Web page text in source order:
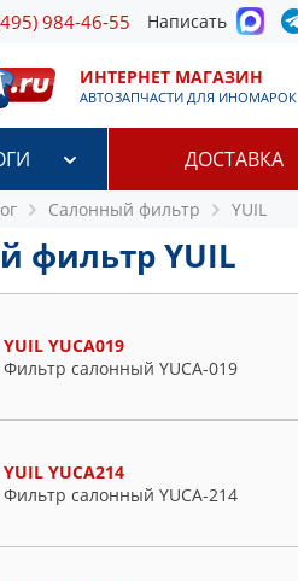
984-46-55 Написать
ИНТЕРНЕТ МАГАЗИН
АВТОЗАПЧАСТИ ДЛЯ ИНОМАРОК
ДОСТАВКА
Салонный фильтр YUIL
фильтр YUIL
YUIL YUCA019
Фильтр салонный YUCA-019
YUIL YUCA214
Фильтр салонный YUCA-214